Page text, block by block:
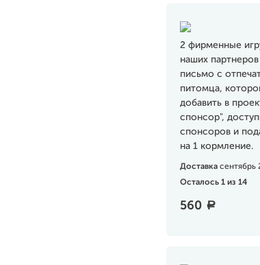
2 фирменные
наших
письмо с
питомца,
добавить в
спонсор",
спонсоров и
на 1 кормление.
Доставка сентябрь
Осталось 1 из 14
560 a